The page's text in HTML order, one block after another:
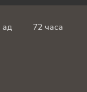
ад 72 часа